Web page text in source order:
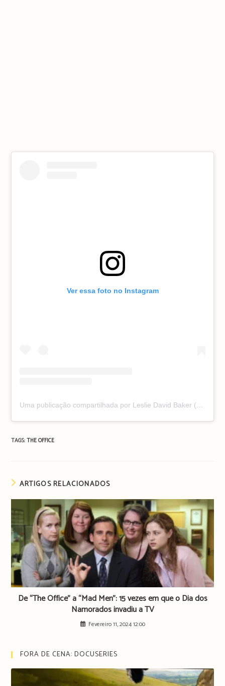
Ver essa foto no Instagram
Uma publicação compartilhada por Leslie David Baker (@thelesliedavidbaker)
TAGS:THE OFFICE
ARTIGOS RELACIONADOS
De “The Office” a “Mad Men”: 15 vezes em que o Dia dos
Namorados invadiu a TV
Fevereiro 11, 2024 12:00
FORA DE CENA: DOCUSERIES